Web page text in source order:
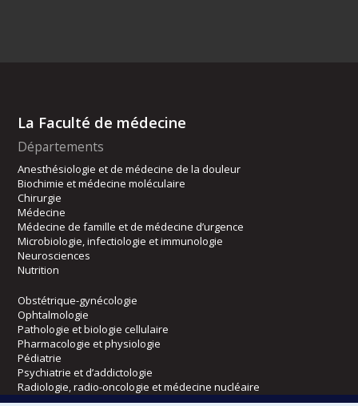
La Faculté de médecine
Départements
Anesthésiologie et de médecine de la douleur
Biochimie et médecine moléculaire
Chirurgie
Médecine
Médecine de famille et de médecine d’urgence
Microbiologie, infectiologie et immunologie
Neurosciences
Nutrition
Obstétrique-gynécologie
Ophtalmologie
Pathologie et biologie cellulaire
Pharmacologie et physiologie
Pédiatrie
Psychiatrie et d’addictologie
Radiologie, radio-oncologie et médecine nucléaire